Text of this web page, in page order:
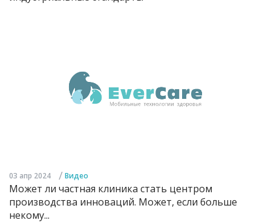
03 апр 2024 / Видео
Может ли частная клиника стать центром
производства инноваций. Может, если больше
некому...